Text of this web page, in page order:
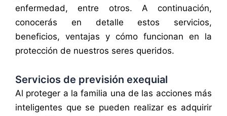
enfermedad, entre otros. A continuación,
conocerás en detalle estos servicios,
beneficios, ventajas y cómo funcionan en la
protección de nuestros seres queridos.
Servicios de previsión exequial
Al proteger a la familia una de las acciones más
inteligentes que se pueden realizar es adquirir